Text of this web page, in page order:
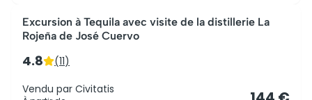
Excursion à Tequila avec visite de la distillerie La
Rojeña de José Cuervo
4.8 (11)
Vendu par Civitatis